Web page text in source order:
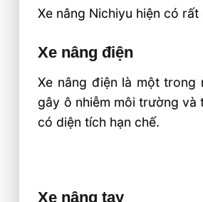
Xe nâng Nichiyu hiện có
Xe nâng điện
Xe nâng điện là một trong
gây ô nhiễm môi trường
có diện tích hạn chế.
Xe nâng tay